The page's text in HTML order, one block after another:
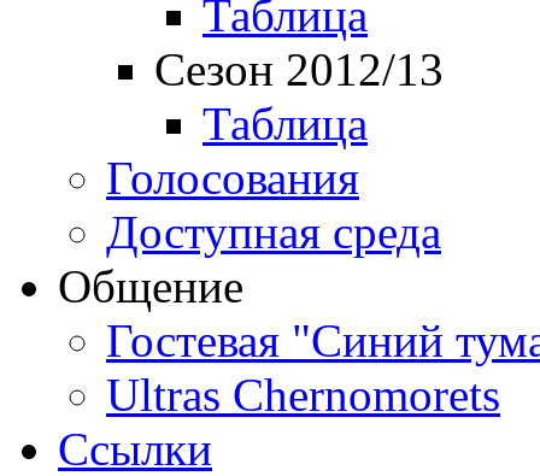
Таблица
Сезон 2012/13
Таблица
Голосования
Доступная среда
Общение
Гостевая "Синий
Ultras Chernomorets
Ссылки